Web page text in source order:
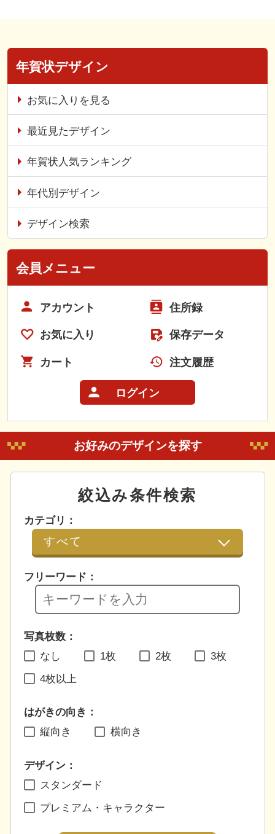
年賀状デザイン
お気に入りを見る
最近見たデザイン
年賀状人気ランキング
年代別デザイン
デザイン検索
会員メニュー
アカウント 住所録
お気に入り 保存データ
カート 注文履歴
ログイン
お好みのデザインを探す
絞込み条件検索
カテゴリ：
フリーワード：
写真枚数：
なし
1枚 2枚 3枚
4枚以上
はがきの向き：
縦向き
横向き
デザイン：
スタンダード
プレミアム・キャラクター